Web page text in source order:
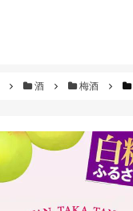
酒 梅酒